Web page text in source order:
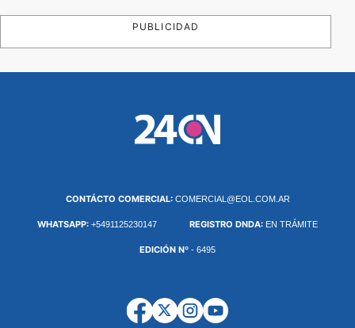
PUBLICIDAD
CONTÁCTO COMERCIAL: COMERCIAL@EOL.COM.AR
WHATSAPP: +5491125230147 REGISTRO DNDA: EN TRÁMITE
EDICIÓN Nº - 6495